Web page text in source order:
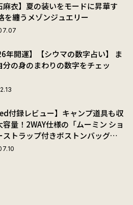
麻衣】夏の装いをモードに昇華す
を纏うメゾンジュエリー
年開運】【シウマの数字占い】 ま
分の身のまわりの数字をチェッ
付録レビュー】キャンプ道具も収
容量！2WAY仕様の「ムーミン ショ
ストラップ付きボストンバッグ」
おすすめな理由